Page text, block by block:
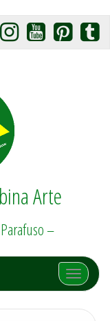
Arte
–
Afficher/